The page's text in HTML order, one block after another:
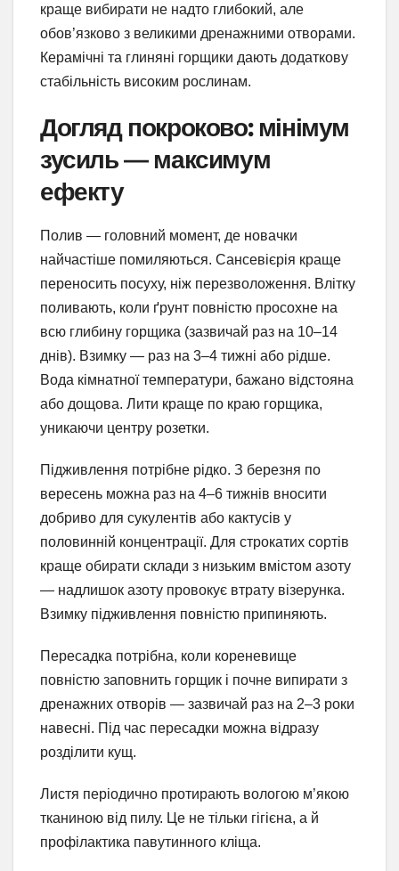
краще вибирати не надто глибокий, але
обов’язково з великими дренажними отворами.
Керамічні та глиняні горщики дають додаткову
стабільність високим рослинам.
Догляд покроково: мінімум
зусиль — максимум
ефекту
Полив — головний момент, де новачки
найчастіше помиляються. Сансевієрія краще
переносить посуху, ніж перезволоження. Влітку
поливають, коли ґрунт повністю просохне на
всю глибину горщика (зазвичай раз на 10–14
днів). Взимку — раз на 3–4 тижні або рідше.
Вода кімнатної температури, бажано відстояна
або дощова. Лити краще по краю горщика,
уникаючи центру розетки.
Підживлення потрібне рідко. З березня по
вересень можна раз на 4–6 тижнів вносити
добриво для сукулентів або кактусів у
половинній концентрації. Для строкатих сортів
краще обирати склади з низьким вмістом азоту
— надлишок азоту провокує втрату візерунка.
Взимку підживлення повністю припиняють.
Пересадка потрібна, коли кореневище
повністю заповнить горщик і почне випирати з
дренажних отворів — зазвичай раз на 2–3 роки
навесні. Під час пересадки можна відразу
розділити кущ.
Листя періодично протирають вологою м’якою
тканиною від пилу. Це не тільки гігієна, а й
профілактика павутинного кліща.